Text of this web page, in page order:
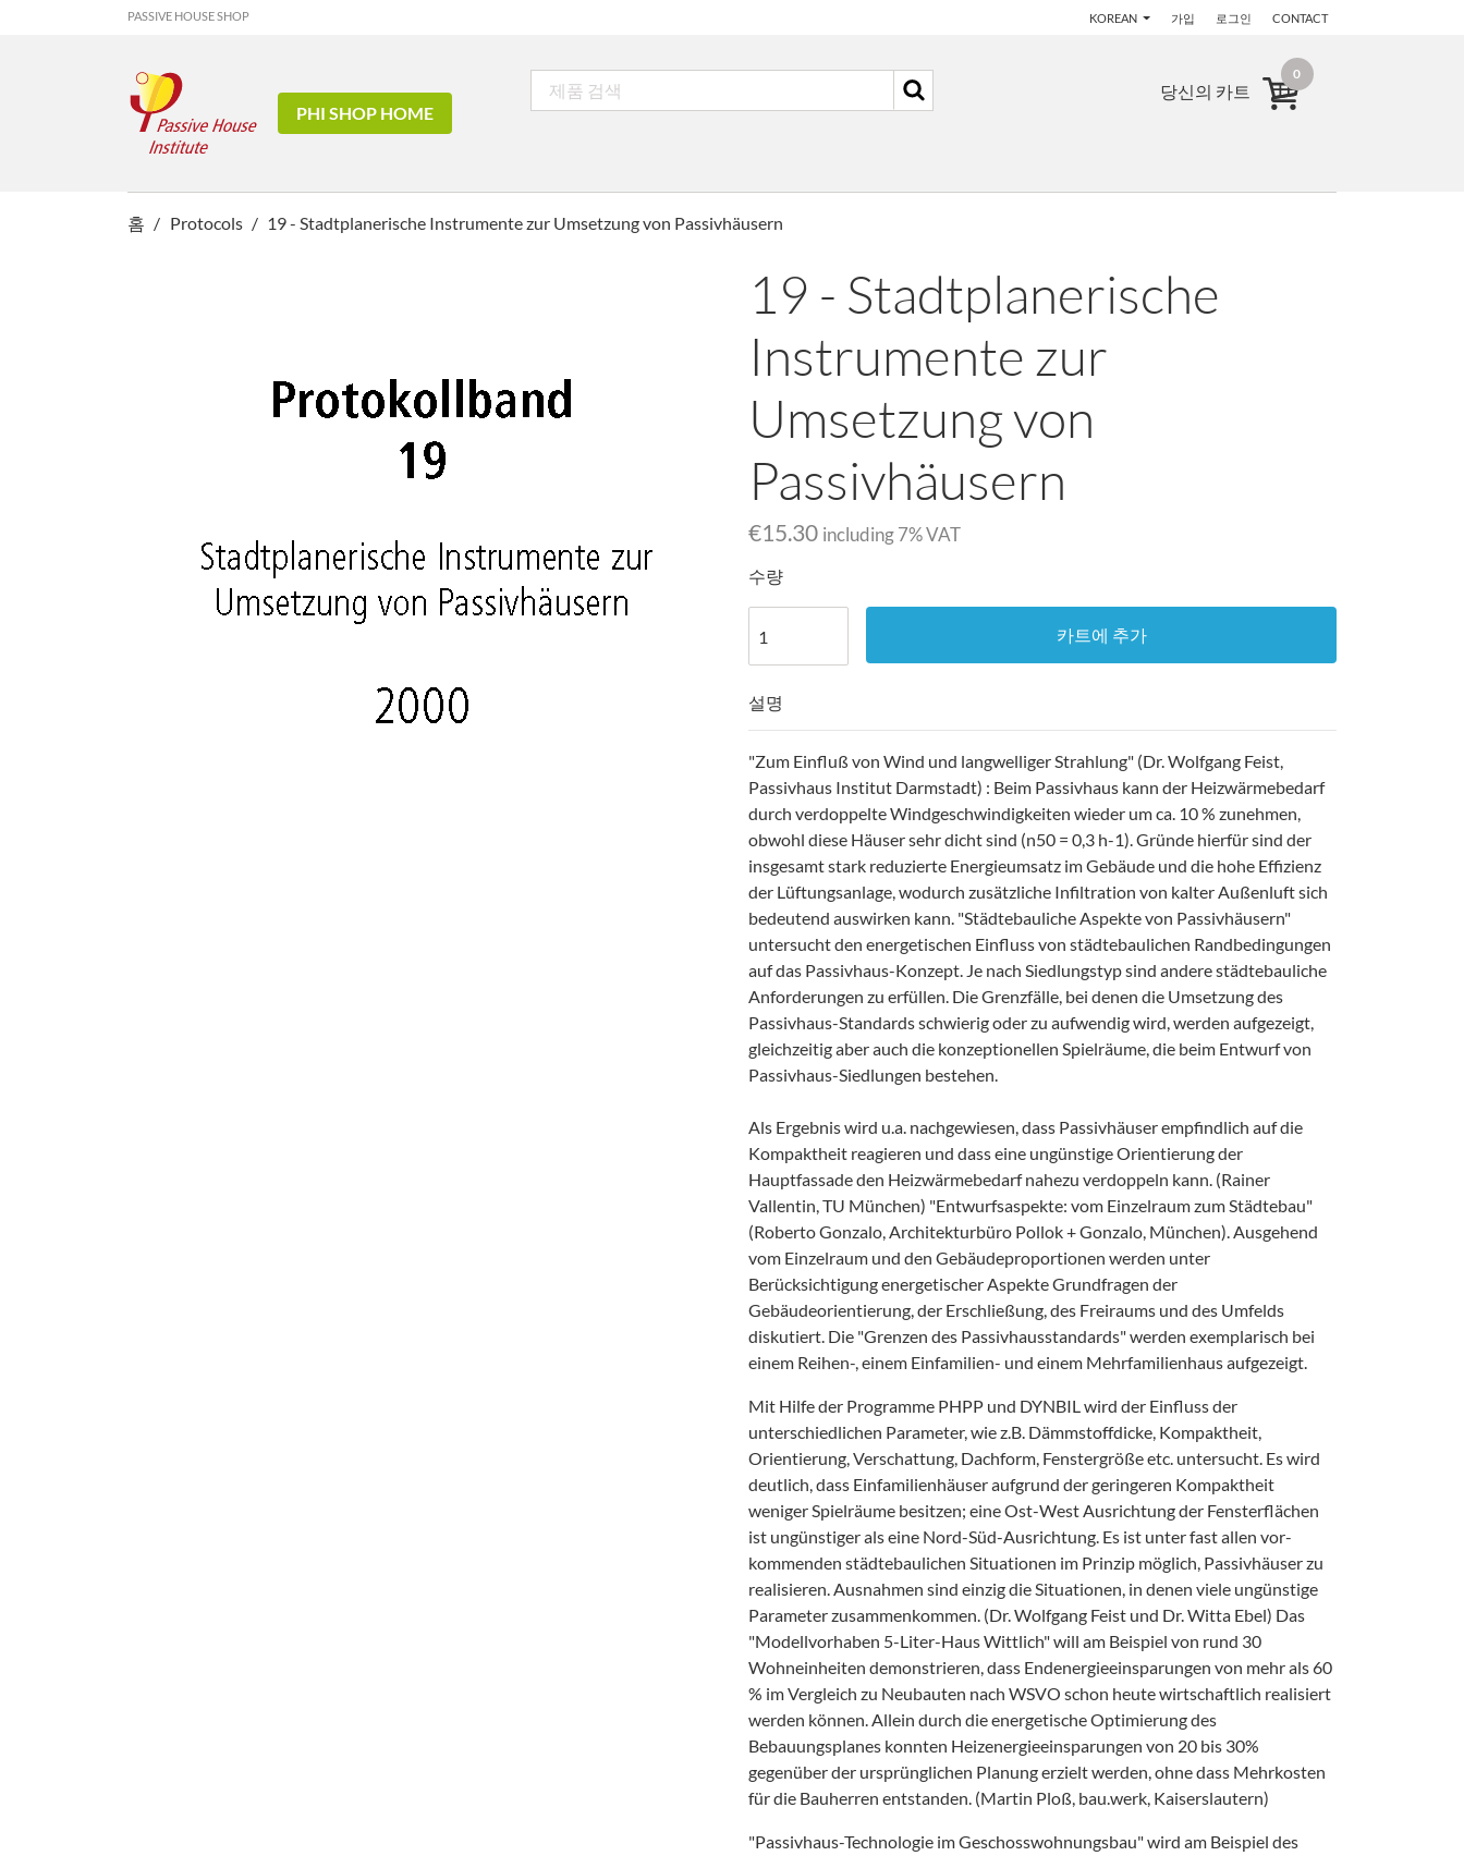
PASSIVE HOUSE SHOP KOREAN 가입 로그인 CONTACT
PHI SHOP HOME
당신의 카트
0
홈 Protocols 19 - Stadtplanerische Instrumente zur Umsetzung von Passivhäusern
19 - Stadtplanerische
Instrumente zur
Umsetzung von
Passivhäusern
€15.30 including 7% VAT
수량
카트에 추가
설명
"Zum Einfluß von Wind und langwelliger Strahlung" (Dr. Wolfgang Feist,
Passivhaus Institut Darmstadt) : Beim Passivhaus kann der Heizwärmebedarf
durch verdoppelte Windgeschwindigkeiten wieder um ca. 10 % zunehmen,
obwohl diese Häuser sehr dicht sind (n50 = 0,3 h-1). Gründe hierfür sind der
insgesamt stark reduzierte Energieumsatz im Gebäude und die hohe Effizienz
der Lüftungsanlage, wodurch zusätzliche Infiltration von kalter Außenluft sich
bedeutend auswirken kann. "Städtebauliche Aspekte von Passivhäusern"
untersucht den energetischen Einfluss von städtebaulichen Randbedingungen
auf das Passivhaus-Konzept. Je nach Siedlungstyp sind andere städtebauliche
Anforderungen zu erfüllen. Die Grenzfälle, bei denen die Umsetzung des
Passivhaus-Standards schwierig oder zu aufwendig wird, werden aufgezeigt,
gleichzeitig aber auch die konzeptionellen Spielräume, die beim Entwurf von
Passivhaus-Siedlungen bestehen.
Als Ergebnis wird u.a. nachgewiesen, dass Passivhäuser empfindlich auf die
Kompaktheit reagieren und dass eine ungünstige Orientierung der
Hauptfassade den Heizwärmebedarf nahezu verdoppeln kann. (Rainer
Vallentin, TU München) "Entwurfsaspekte: vom Einzelraum zum Städtebau"
(Roberto Gonzalo, Architekturbüro Pollok + Gonzalo, München). Ausgehend
vom Einzelraum und den Gebäudeproportionen werden unter
Berücksichtigung energetischer Aspekte Grundfragen der
Gebäudeorientierung, der Erschließung, des Freiraums und des Umfelds
diskutiert. Die "Grenzen des Passivhausstandards" werden exemplarisch bei
einem Reihen-, einem Einfamilien- und einem Mehrfamilienhaus aufgezeigt.
Mit Hilfe der Programme PHPP und DYNBIL wird der Einfluss der
unterschiedlichen Parameter, wie z.B. Dämmstoffdicke, Kompaktheit,
Orientierung, Verschattung, Dachform, Fenstergröße etc. untersucht. Es wird
deutlich, dass Einfamilienhäuser aufgrund der geringeren Kompaktheit
weniger Spielräume besitzen; eine Ost-West Ausrichtung der Fensterflächen
ist ungünstiger als eine Nord-Süd-Ausrichtung. Es ist unter fast allen vor-
kommenden städtebaulichen Situationen im Prinzip möglich, Passivhäuser zu
realisieren. Ausnahmen sind einzig die Situationen, in denen viele ungünstige
Parameter zusammenkommen. (Dr. Wolfgang Feist und Dr. Witta Ebel) Das
"Modellvorhaben 5-Liter-Haus Wittlich" will am Beispiel von rund 30
Wohneinheiten demonstrieren, dass Endenergieeinsparungen von mehr als 60
% im Vergleich zu Neubauten nach WSVO schon heute wirtschaftlich realisiert
werden können. Allein durch die energetische Optimierung des
Bebauungsplanes konnten Heizenergieeinsparungen von 20 bis 30%
gegenüber der ursprünglichen Planung erzielt werden, ohne dass Mehrkosten
für die Bauherren entstanden. (Martin Ploß, bau.werk, Kaiserslautern)
"Passivhaus-Technologie im Geschosswohnungsbau" wird am Beispiel des